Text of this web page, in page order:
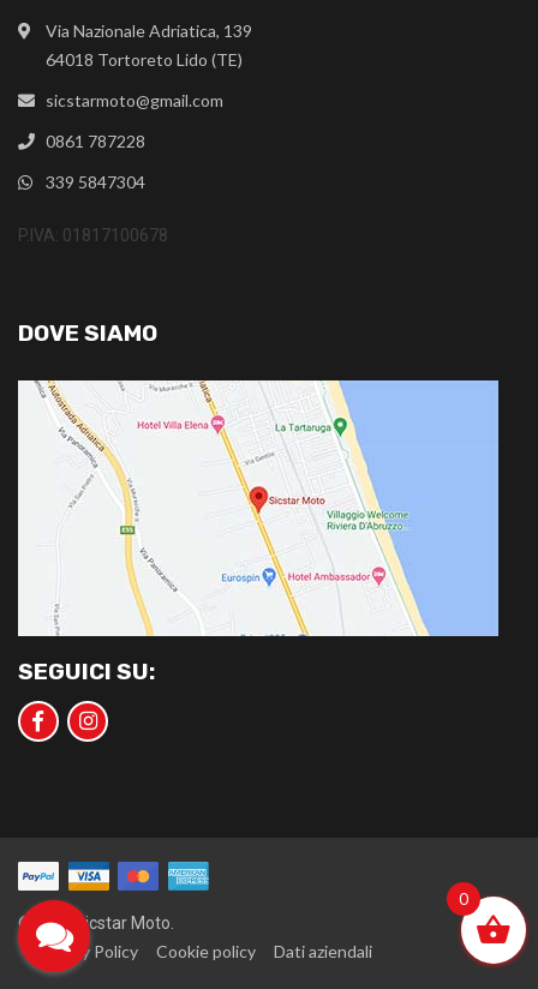
Via Nazionale Adriatica, 139
64018 Tortoreto Lido (TE)
sicstarmoto@gmail.com
0861 787228
339 5847304
P.IVA: 01817100678
DOVE SIAMO
SEGUICI SU:
©2020 Sicstar Moto.
Privacy Policy Cookie policy Dati aziendali
0